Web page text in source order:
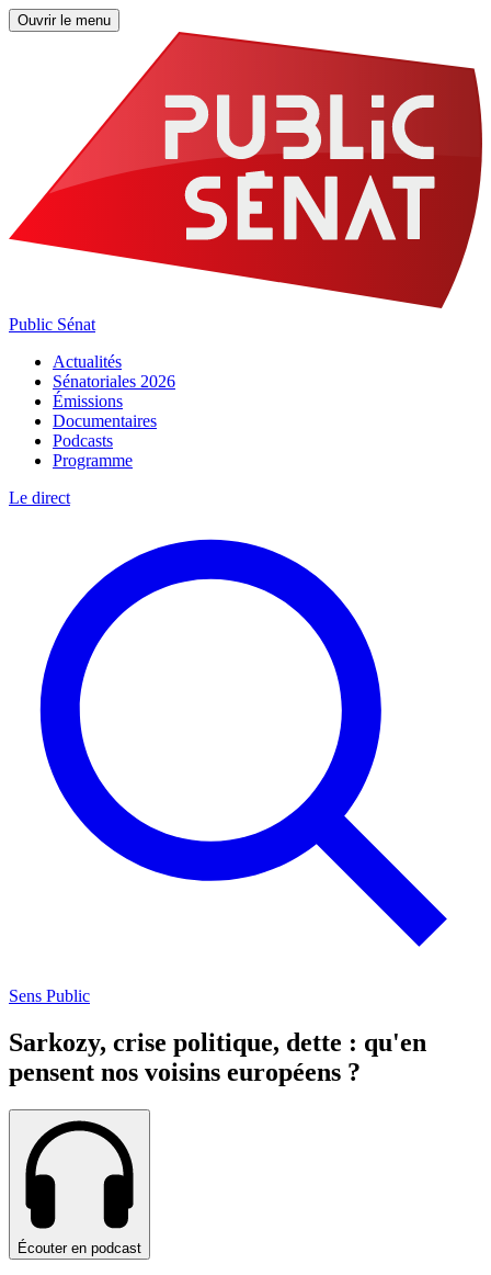
Ouvrir le menu
Public Sénat
Actualités
Sénatoriales 2026
Émissions
Documentaires
Podcasts
Programme
Le direct
Sens Public
Sarkozy, crise politique, dette : qu'en
pensent nos voisins européens ?
Écouter en podcast